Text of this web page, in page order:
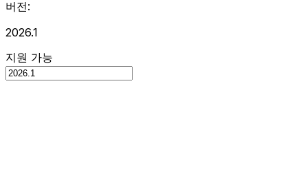
버전:
2026.1
지원 가능